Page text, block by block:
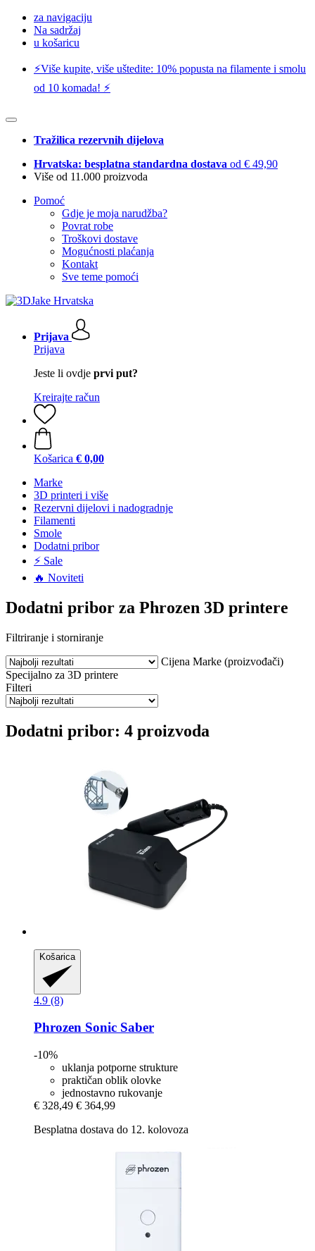
za navigaciju
Na sadržaj
u košaricu
⚡️Više kupite, više uštedite: 10% popusta na filamente i smolu
od 10 komada! ⚡️
Tražilica rezervnih dijelova
Hrvatska: besplatna standardna dostava od € 49,90
Više od 11.000 proizvoda
Pomoć
Gdje je moja narudžba?
Povrat robe
Troškovi dostave
Mogućnosti plaćanja
Kontakt
Sve teme pomoći
Prijava
Prijava
Jeste li ovdje prvi put?
Kreirajte račun
Košarica € 0,00
Marke
3D printeri i više
Rezervni dijelovi i nadogradnje
Filamenti
Smole
Dodatni pribor
⚡ Sale
🔥 Noviteti
Dodatni pribor za Phrozen 3D printere
Filtriranje i storniranje
Cijena Marke (proizvođači)
Specijalno za 3D printere
Filteri
Dodatni pribor: 4 proizvoda
Košarica
4.9 (8)
Phrozen Sonic Saber
-10%
uklanja potporne strukture
praktičan oblik olovke
jednostavno rukovanje
€ 328,49 € 364,99
Besplatna dostava do 12. kolovoza